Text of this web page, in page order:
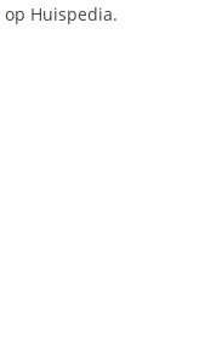
op Huispedia.